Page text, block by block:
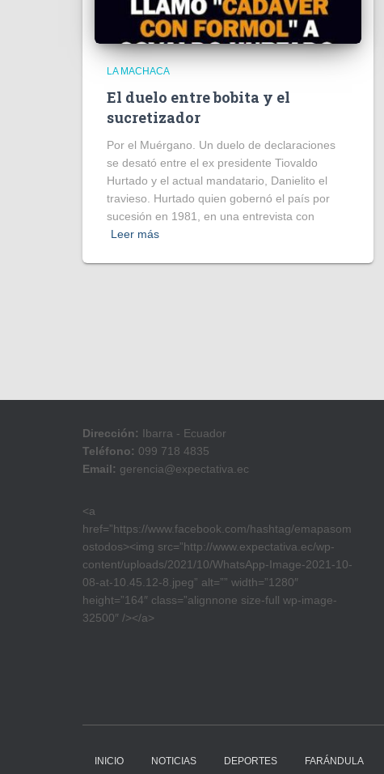
LA MACHACA
El duelo entre bobita y el
sucretizador
Por el Muérgano. Un duelo de declaraciones
se desató entre el ex presidente Tiovaldo
Hurtado y el actual mandatario, Danielito el
travieso. Hurtado quien gobernó el país por
sucesión en 1981, en una entrevista con
Leer más
Dirección: Ibarra - Ecuador
Teléfono: 099 718 4835
Email: gerencia@expectativa.ec
<a
href=”https://www.facebook.com/hashtag/emapasom
ostodos><img src=”http://www.expectativa.ec/wp-
content/uploads/2021/10/WhatsApp-Image-2021-10-
08-at-10.45.12-8.jpeg” alt=”” width=”1280″
height=”164″ class=”alignnone size-full wp-image-
32500″ /></a>
INICIO NOTICIAS DEPORTES FARÁNDULA